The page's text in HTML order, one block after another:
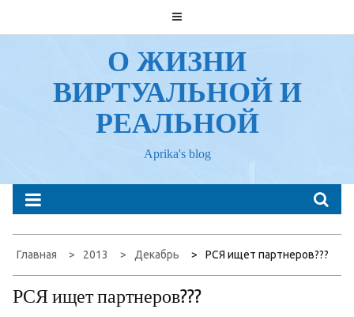
к
О ЖИЗНИ
ВИРТУАЛЬНОЙ И
РЕАЛЬНОЙ
Aprika's blog
Главная 2013 Декабрь РСЯ ищет партнеров???
РСЯ ищет партнеров???